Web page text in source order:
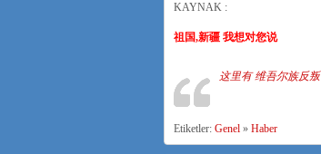
KAYNAK :
祖国,新疆 我想对您说
这里有 维吾尔族反叛
Etiketler: Genel» Haber